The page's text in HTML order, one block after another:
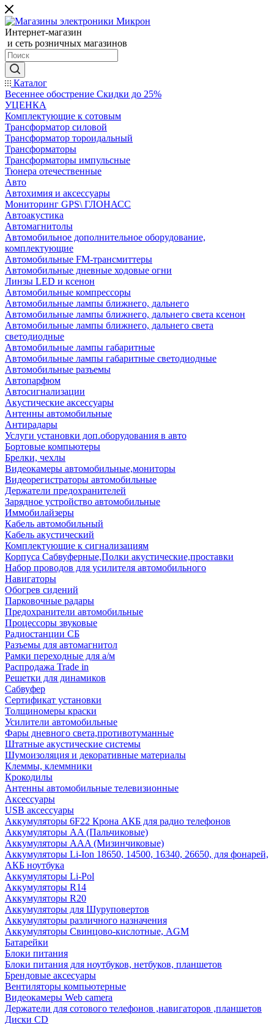
Интернет-магазин
и сеть розничных магазинов
Каталог
Весеннее обострение Скидки до 25%
УЦЕНКА
Комплектующие к сотовым
Трансформатор силовой
Трансформатор тороидальный
Трансформаторы
Трансформаторы импульсные
Тюнера отечественные
Авто
Автохимия и аксессуары
Мониторинг GPS\ ГЛОНАСС
Автоакустика
Автомагнитолы
Автомобильное дополнительное оборудование,
комплектующие
Автомобильные FM-трансмиттеры
Автомобильные дневные ходовые огни
Линзы LED и ксенон
Автомобильные компрессоры
Автомобильные лампы ближнего, дальнего
Автомобильные лампы ближнего, дальнего света ксенон
Автомобильные лампы ближнего, дальнего света
светодиодные
Автомобильные лампы габаритные
Автомобильные лампы габаритные светодиодные
Автомобильные разъемы
Автопарфюм
Автосигнализации
Акустические аксессуары
Антенны автомобильные
Антирадары
Услуги установки доп.оборудования в авто
Бортовые компьютеры
Брелки, чехлы
Видеокамеры автомобильные,мониторы
Видеорегистраторы автомобильные
Держатели предохранителей
Зарядное устройство автомобильные
Иммобилайзеры
Кабель автомобильный
Кабель акустический
Комплектующие к сигнализациям
Корпуса Сабвуферные,Полки акустические,проставки
Набор проводов для усилителя автомобильного
Навигаторы
Обогрев сидений
Парковочные радары
Предохранители автомобильные
Процессоры звуковые
Радиостанции СБ
Разъемы для автомагнитол
Рамки переходные для а/м
Распродажа Trade in
Решетки для динамиков
Сабвуфер
Сертификат установки
Толщиномеры краски
Усилители автомобильные
Фары дневного света,противотуманные
Штатные акустические системы
Шумоизоляция и декоративные материалы
Клеммы, клеммники
Крокодилы
Антенны автомобильные телевизионные
Аксессуары
USB аксессуары
Аккумуляторы 6F22 Крона АКБ для радио телефонов
Аккумуляторы AA (Пальчиковые)
Аккумуляторы AAA (Мизинчиковые)
Аккумуляторы Li-Ion 18650, 14500, 16340, 26650, для фонарей,
АКБ ноутбука
Аккумуляторы Li-Pol
Аккумуляторы R14
Аккумуляторы R20
Аккумуляторы для Шуруповертов
Аккумуляторы различного назначения
Аккумуляторы Свинцово-кислотные, AGM
Батарейки
Блоки питания
Блоки питания для ноутбуков, нетбуков, планшетов
Брендовые аксесуары
Вентиляторы компьютерные
Видеокамеры Web camera
Держатели для сотового телефонов ,навигаторов ,планшетов
Диски CD